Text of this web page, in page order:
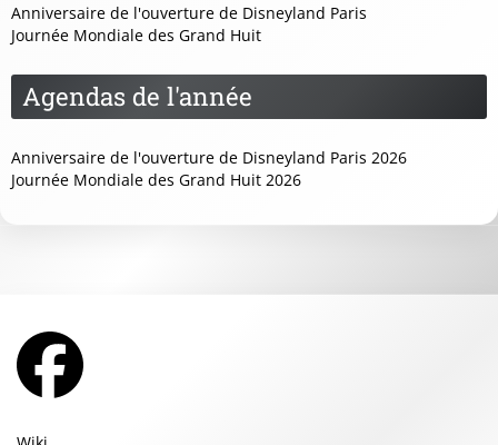
Anniversaire de l'ouverture de Disneyland Paris
Journée Mondiale des Grand Huit
Agendas de l'année
Anniversaire de l'ouverture de Disneyland Paris 2026
Journée Mondiale des Grand Huit 2026